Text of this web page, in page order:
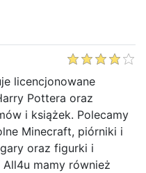
licencjonowane
Pottera oraz
i książek. Polecamy
Minecraft, piórniki i
oraz figurki i
mamy również